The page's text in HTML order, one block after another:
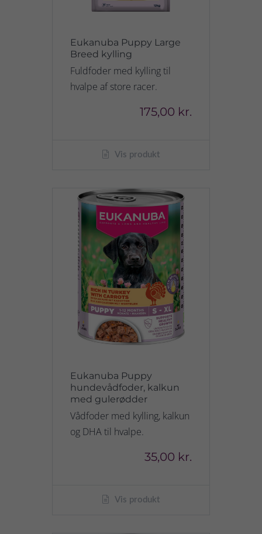
Eukanuba Puppy Large
Breed kylling
Fuldfoder med kylling til
hvalpe af store racer.
175,00 kr.
Vis produkt
Eukanuba Puppy
hundevådfoder, kalkun
med gulerødder
Vådfoder med kylling, kalkun
og DHA til hvalpe.
35,00 kr.
Vis produkt